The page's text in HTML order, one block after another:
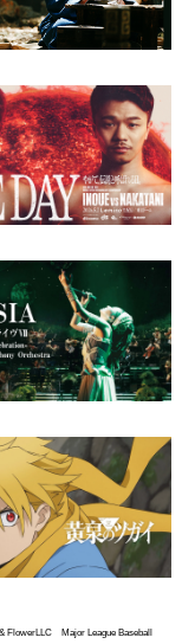
Major League Baseball